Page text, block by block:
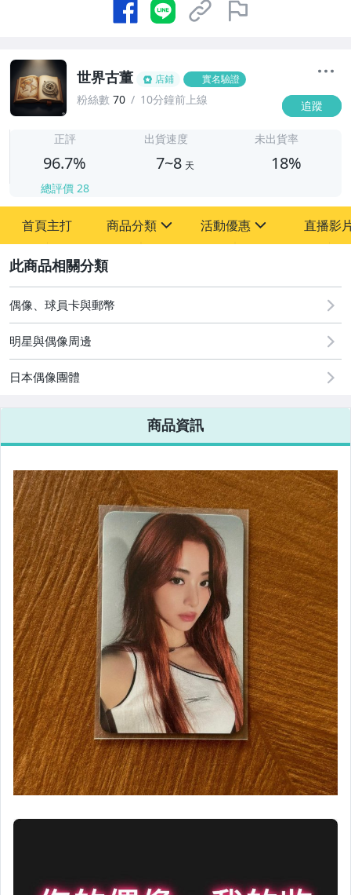
世界古董 店鋪 實名驗證
粉絲數 70 10分鐘前上線 追蹤
正評
96.7%
總評價 28
出貨速度
7~8 天
未出貨率
18%
首頁主打 商品分類
其它
活動優惠
[全店] 粉絲專享
[全店] 周年慶
直播影
偶像、球員卡與郵幣
明星與偶像周邊
日本偶像團體
商品資訊